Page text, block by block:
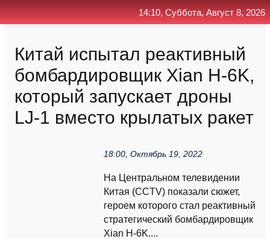
Китай испытал реактивный
бомбардировщик Xian H-6K,
который запускает дроны
LJ-1 вместо крылатых ракет
18:00, Октябрь 19, 2022
На Центральном телевидении
Китая (CCTV) показали сюжет,
героем которого стал реактивный
стратегический бомбардировщик
Xian H-6K....
14:10, Суббота, Август 8, 2026